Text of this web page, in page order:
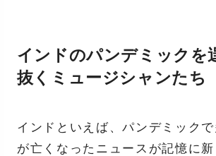
インドのパンデミックを
抜くミュージシャンたち
インドといえば、パンデミック
が亡くなったニュースが記憶に